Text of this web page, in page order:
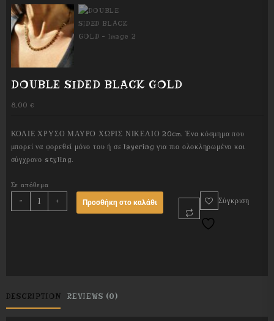
DOUBLE SIDED BLACK GOLD
8,00 €
ΚΟΛΙΕ ΧΡΥΣΟ ΜΑΥΡΟ ΧΩΡΙΣ ΝΙΚΕΛΙΟ 20cm. Ένα κόσμημα που
μπορεί να φορεθεί μόνο του ή σε layering για πιο ολοκληρωμένο και
σύγχρονο styling.
Σε απόθεμα
-
DOUBLE
SIDED
+ Προσθήκη στο καλάθι Σύγκριση
DESCRIPTION REVIEWS (0)